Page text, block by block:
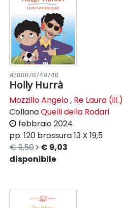
9788878749740
Holly Hurrà
Mozzillo Angelo, Re Laura (ill.)
CollanaQuelli della Rodari
febbraio 2024
pp. 120 brossura13 X 19,5
€ 9,50
€ 9,03
disponibile